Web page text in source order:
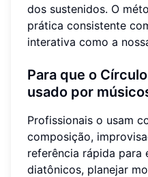
dos sustenidos. O
prática consistente
interativa como a
Para que o
usado por
Profissionais o usam
composição,
referência rápida para
diatônicos, planejar